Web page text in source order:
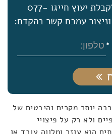
עובד בכיר / מעסיק ? לקבלת יעוץ חייגו 077-
יותר מקרים והיבטים של
ולא רק על פיצויי